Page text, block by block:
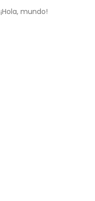
¡Hola, mundo!